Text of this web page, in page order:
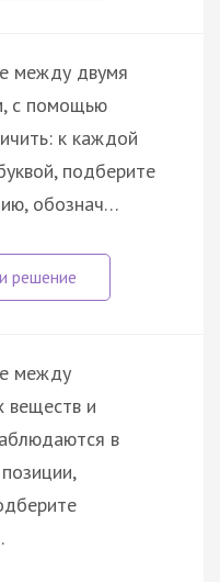
между двумя
с помощью
к каждой
подберите
обознач…
между
веществ и
в